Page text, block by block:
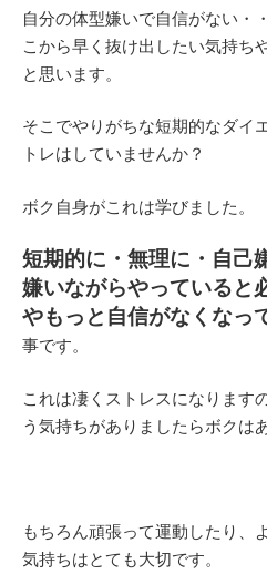
自分の体型嫌いで自信がない・
こから早く抜け出したい気持ち
と思います。
そこでやりがちな短期的なダイ
トレはしていませんか？
ボク自身がこれは学びました。
短期的に・無理に・自己
嫌いながらやっていると
やもっと自信がなくなっ
事です。
これは凄くストレスになります
う気持ちがありましたらボクは
もちろん頑張って運動したり、
気持ちはとても大切です。